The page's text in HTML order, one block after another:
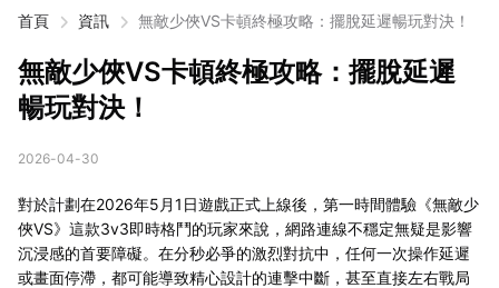
首頁 資訊 無敵少俠VS卡頓終極攻略：擺脫延遲暢玩對決！
無敵少俠VS卡頓終極攻略：擺脫延遲
暢玩對決！
2026-04-30
對於計劃在2026年5月1日遊戲正式上線後，第一時間體驗《無敵少
俠VS》這款3v3即時格鬥的玩家來說，網路連線不穩定無疑是影響
沉浸感的首要障礙。在分秒必爭的激烈對抗中，任何一次操作延遲
或畫面停滯，都可能導致精心設計的連擊中斷，甚至直接左右戰局